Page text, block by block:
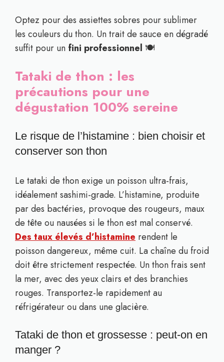
Optez pour des assiettes sobres pour sublimer
les couleurs du thon. Un trait de sauce en dégradé
suffit pour un fini professionnel 🍽️
Tataki de thon : les
précautions pour une
dégustation 100% sereine
Le risque de l’histamine : bien choisir et
conserver son thon
Le tataki de thon exige un poisson ultra-frais,
idéalement sashimi-grade. L’histamine, produite
par des bactéries, provoque des rougeurs, maux
de tête ou nausées si le thon est mal conservé.
Des taux élevés d’histamine rendent le
poisson dangereux, même cuit. La chaîne du froid
doit être strictement respectée. Un thon frais sent
la mer, avec des yeux clairs et des branchies
rouges. Transportez-le rapidement au
réfrigérateur ou dans une glacière.
Tataki de thon et grossesse : peut-on en
manger ?